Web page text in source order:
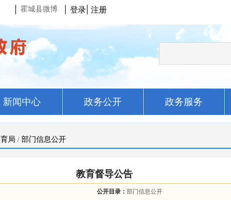
霍城县微博 登录 注册
新闻中心 政务公开 政务服务
局 / 部门信息公开
教育督导公告
公开目录： 部门信息公开